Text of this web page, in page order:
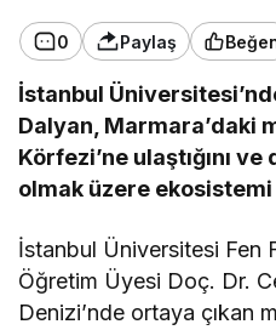
0 Paylaş
İstanbul
Dalyan, Marmara’daki
Körfezi’ne ulaştığını
olmak üzere
İstanbul Üniversitesi Fen
Öğretim Üyesi Doç. Dr.
Denizi’nde ortaya çıkan